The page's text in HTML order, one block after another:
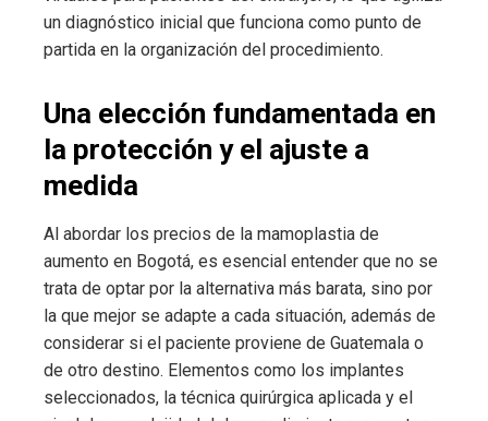
un diagnóstico inicial que funciona como punto de
partida en la organización del procedimiento.
Una elección fundamentada en
la protección y el ajuste a
medida
Al abordar los precios de la mamoplastia de
aumento en Bogotá, es esencial entender que no se
trata de optar por la alternativa más barata, sino por
la que mejor se adapte a cada situación, además de
considerar si el paciente proviene de Guatemala o
de otro destino. Elementos como los implantes
seleccionados, la técnica quirúrgica aplicada y el